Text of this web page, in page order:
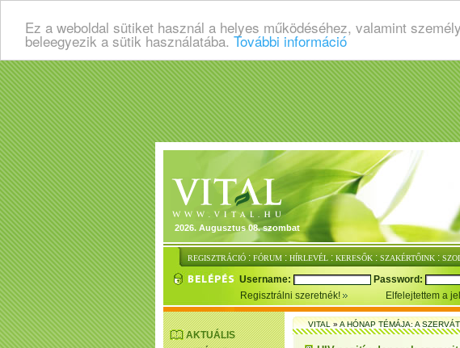
Ez a weboldal sütiket használ a helyes működéséhez, valamint
beleegyezik a sütik használatába. További információ
2026. Augusztus 08. szombat
REGISZTRÁCIÓ : FÓRUM : HÍRLEVÉL : KERESŐK : SZAKÉRTŐINK :
Username: Password:
Regisztrálni szeretnék!
Elfelejtettem a
AKTUÁLIS
VITAL»A HÓNAP TÉMÁJA: A